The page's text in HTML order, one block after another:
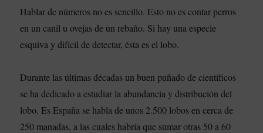
Hablar de números no es sencillo. Esto no es contar perros
en un canil u ovejas de un rebaño. Si hay una especie
esquiva y difícil de detectar, ésta es el lobo.
Durante las últimas décadas un buen puñado de científicos
se ha dedicado a estudiar la abundancia y distribución del
lobo. Es España se habla de unos 2.500 lobos en cerca de
250 manadas, a las cuales habría que sumar otras 50 a 60